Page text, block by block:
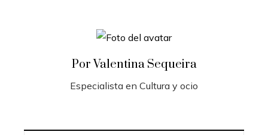
Por Valentina Sequeira
Especialista en Cultura y ocio